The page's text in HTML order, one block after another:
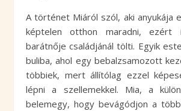
A történet Miáról szól, aki anyukája
képtelen otthon maradni, ezért
barátnője családjánál tölti. Egyik
buliba, ahol egy bebalzsamozott
többiek, mert állítólag ezzel
lépni a szellemekkel. Mia, a
belemegy, hogy bevágódjon a